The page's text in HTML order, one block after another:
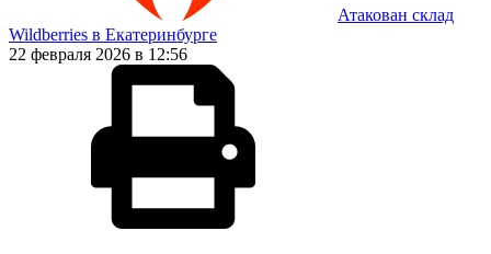
Атакован склад
Wildberries в Екатеринбурге
22 февраля 2026 в 12:56